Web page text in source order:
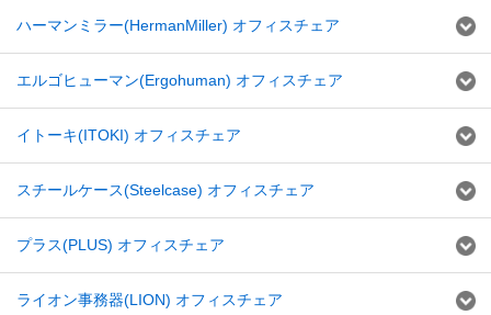
ハーマンミラー(HermanMiller) オフィスチェア
エルゴヒューマン(Ergohuman) オフィスチェア
イトーキ(ITOKI) オフィスチェア
スチールケース(Steelcase) オフィスチェア
プラス(PLUS) オフィスチェア
ライオン事務器(LION) オフィスチェア